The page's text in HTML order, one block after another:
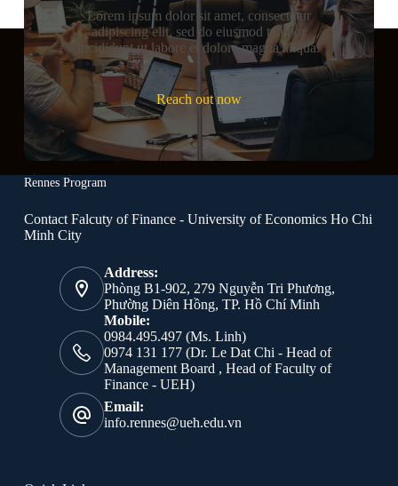
Lorem ipsum dolor sit amet, consectetur
adipiscing elit, sed do eiusmod tempor
incididunt ut labore et dolore magna aliqua.
Reach out now
Rennes Program
Contact Falcuty of Finance - University of Economics Ho Chi
Minh City
Address:
Phòng B1-902, 279 Nguyễn Tri Phương,
Phường Diên Hồng, TP. Hồ Chí Minh
Mobile:
0984.495.497 (Ms. Linh)
0974 131 177 (Dr. Le Dat Chi - Head of
Management Board , Head of Faculty of
Finance - UEH)
Email:
info.rennes@ueh.edu.vn